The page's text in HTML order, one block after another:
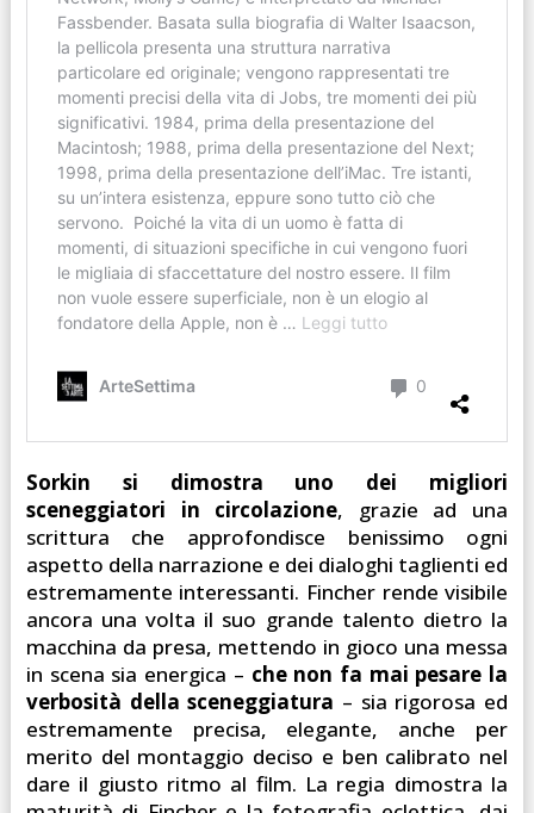
Sorkin si dimostra uno dei migliori
sceneggiatori in circolazione, grazie ad una
scrittura che approfondisce benissimo ogni
aspetto della narrazione e dei dialoghi taglienti ed
estremamente interessanti. Fincher rende visibile
ancora una volta il suo grande talento dietro la
macchina da presa, mettendo in gioco una messa
in scena sia energica – che non fa mai pesare la
verbosità della sceneggiatura – sia rigorosa ed
estremamente precisa, elegante, anche per
merito del montaggio deciso e ben calibrato nel
dare il giusto ritmo al film. La regia dimostra la